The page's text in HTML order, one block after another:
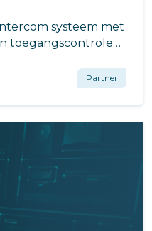
systeem met
toegangscontrole
of
is voor
Partner